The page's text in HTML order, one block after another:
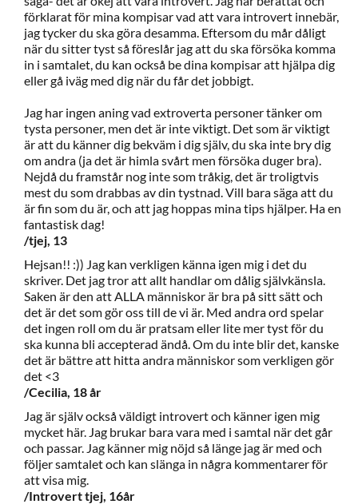
förklarat för mina kompisar vad att vara introvert innebär,
jag tycker du ska göra desamma. Eftersom du mår dåligt
när du sitter tyst så föreslår jag att du ska försöka komma
in i samtalet, du kan också be dina kompisar att hjälpa dig
eller gå iväg med dig när du får det jobbigt.
Jag har ingen aning vad extroverta personer tänker om
tysta personer, men det är inte viktigt. Det som är viktigt
är att du känner dig bekväm i dig själv, du ska inte bry dig
om andra (ja det är himla svårt men försöka duger bra).
Nejdå du framstår nog inte som tråkig, det är troligtvis
mest du som drabbas av din tystnad. Vill bara säga att du
är fin som du är, och att jag hoppas mina tips hjälper. Ha en
fantastisk dag!
/tjej, 13
Hejsan!! :)) Jag kan verkligen känna igen mig i det du
skriver. Det jag tror att allt handlar om dålig självkänsla.
Saken är den att ALLA människor är bra på sitt sätt och
det är det som gör oss till de vi är. Med andra ord spelar
det ingen roll om du är pratsam eller lite mer tyst för du
ska kunna bli accepterad ändå. Om du inte blir det, kanske
det är bättre att hitta andra människor som verkligen gör
det <3
/Cecilia, 18 år
Jag är själv också väldigt introvert och känner igen mig
mycket här. Jag brukar bara vara med i samtal när det går
och passar. Jag känner mig nöjd så länge jag är med och
följer samtalet och kan slänga in några kommentarer för
att visa mig.
/Introvert tjej, 16år